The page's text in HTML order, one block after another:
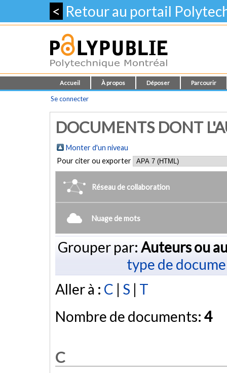
< Retour au portail
Accueil À propos Déposer Parcourir
Se connecter
DOCUMENTS DONT
Monter d'un niveau
Pour citer ou exporter
Réseau de collaboration
Nuage de mots
Grouper par: Auteurs ou
type de
Aller à : C | S | T
Nombre de documents: 4
C